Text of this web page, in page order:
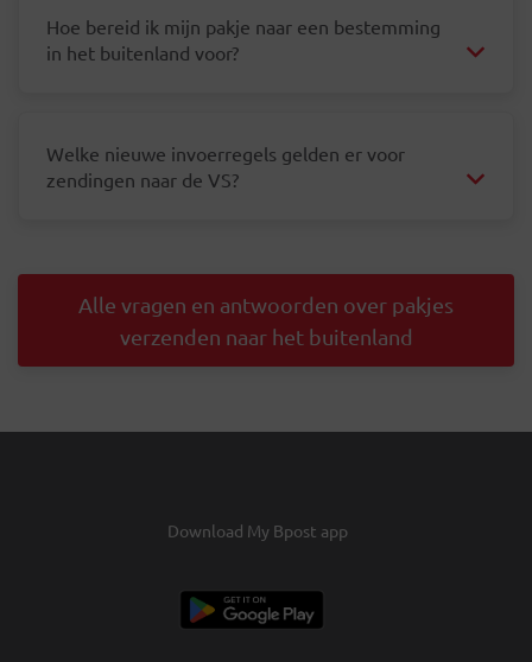
Hoe bereid ik mijn pakje naar een bestemming
in het buitenland voor?
Welke nieuwe invoerregels gelden er voor
zendingen naar de VS?
Alle vragen en antwoorden over pakjes
verzenden naar het buitenland
Download My Bpost app